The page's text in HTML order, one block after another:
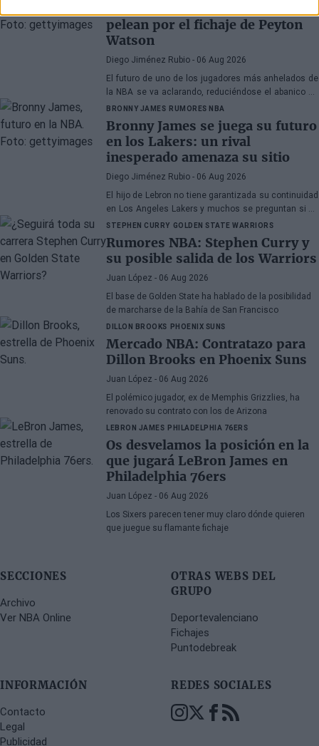
pelean por el fichaje de Peyton
Watson
Diego Jiménez Rubio - 06 Aug 2026
El futuro de uno de los jugadores más anhelados de
la NBA se va aclarando, reduciéndose el abanico de
franquicias candidatas a tres.
BRONNY JAMES RUMORES NBA
Bronny James se juega su futuro
en los Lakers: un rival
inesperado amenaza su sitio
Diego Jiménez Rubio - 06 Aug 2026
El hijo de Lebron no tiene garantizada su continuidad
en Los Angeles Lakers y muchos se preguntan si ha
hecho méritos para seguir en la NBA.
STEPHEN CURRY GOLDEN STATE WARRIORS
Rumores NBA: Stephen Curry y
su posible salida de los Warriors
Juan López - 06 Aug 2026
El base de Golden State ha hablado de la posibilidad
de marcharse de la Bahía de San Francisco
DILLON BROOKS PHOENIX SUNS
Mercado NBA: Contratazo para
Dillon Brooks en Phoenix Suns
Juan López - 06 Aug 2026
El polémico jugador, ex de Memphis Grizzlies, ha
renovado su contrato con los de Arizona
LEBRON JAMES PHILADELPHIA 76ERS
Os desvelamos la posición en la
que jugará LeBron James en
Philadelphia 76ers
Juan López - 06 Aug 2026
Los Sixers parecen tener muy claro dónde quieren
que juegue su flamante fichaje
SECCIONES
Archivo
Ver NBA Online
OTRAS WEBS DEL
GRUPO
Deportevalenciano
Fichajes
Puntodebreak
INFORMACIÓN
Contacto
Legal
Publicidad
REDES SOCIALES